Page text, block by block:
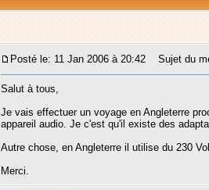
Posté le: 11 Jan 2006 à 20:42 Sujet du
Salut à tous,
Je vais effectuer un voyage en Angleterre
appareil audio. Je c'est qu'il existe des
Autre chose, en Angleterre il utilise du 230
Merci.